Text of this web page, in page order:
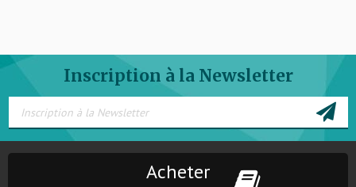
Inscription à la Newsletter
Acheter